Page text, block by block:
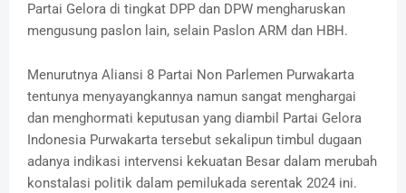
Partai Gelora di tingkat DPP dan DPW mengharuskan
mengusung paslon lain, selain Paslon ARM dan HBH.
Menurutnya Aliansi 8 Partai Non Parlemen Purwakarta
tentunya menyayangkannya namun sangat menghargai
dan menghormati keputusan yang diambil Partai Gelora
Indonesia Purwakarta tersebut sekalipun timbul dugaan
adanya indikasi intervensi kekuatan Besar dalam merubah
konstalasi politik dalam pemilukada serentak 2024 ini.